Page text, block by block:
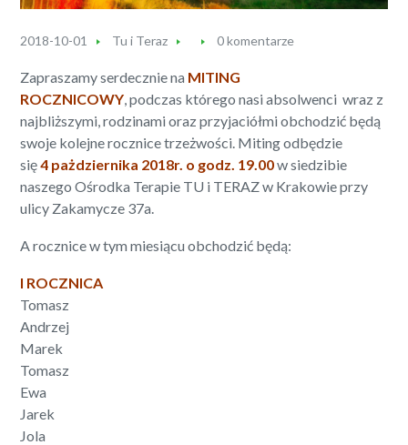
2018-10-01 Tu i Teraz 0 komentarze
Zapraszamy serdecznie na MITING
ROCZNICOWY , podczas którego nasi absolwenci wraz z
najbliższymi, rodzinami oraz przyjaciółmi obchodzić będą
swoje kolejne rocznice trzeżwości. Miting odbędzie
się4 pażdziernika 2018r. o godz. 19.00w siedzibie
naszego Ośrodka Terapie TU i TERAZ w Krakowie przy
ulicy Zakamycze 37a.
A rocznice w tym miesiącu obchodzić będą:
I ROCZNICA
Tomasz
Andrzej
Marek
Tomasz
Ewa
Jarek
Jola